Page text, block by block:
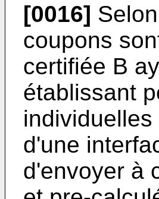
[0016]
coupons
certifiée B
établissant
d'une
d'envoyer à